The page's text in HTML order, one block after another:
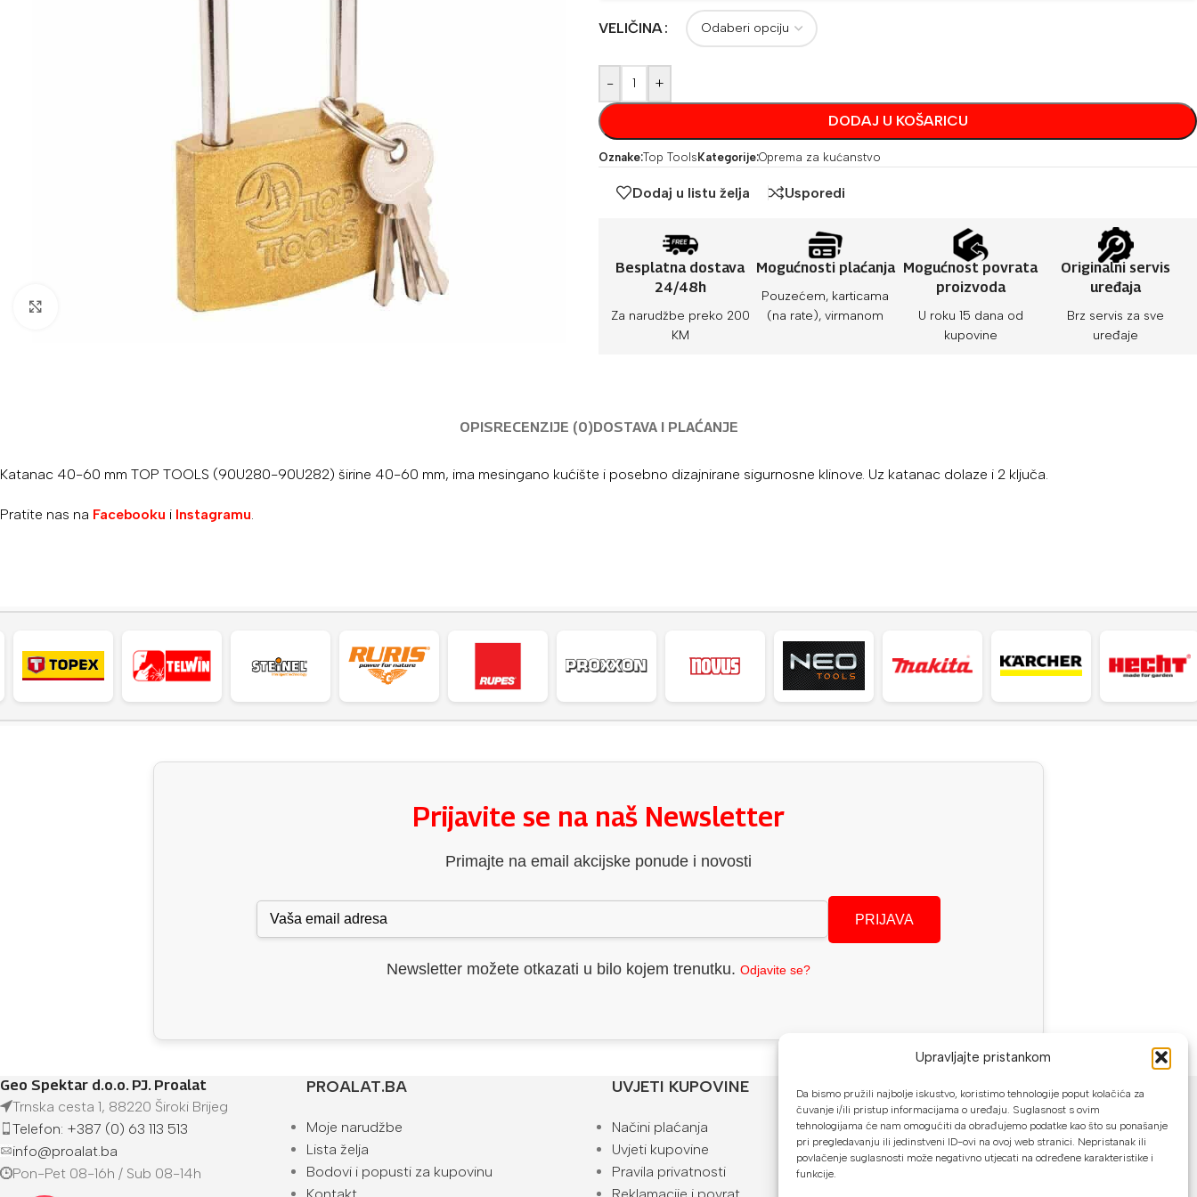
Upravljajte pristankom
Da bismo pružili najbolje iskustvo, koristimo tehnologije poput kolačića za
čuvanje i/ili pristup informacijama o uređaju. Suglasnost s ovim
tehnologijama će nam omogućiti da obrađujemo podatke kao što su ponašanje
pri pregledavanju ili jedinstveni ID-ovi na ovoj web stranici. Nepristanak ili
povlačenje suglasnosti može negativno utjecati na određene karakteristike i
funkcije.
VELIČINA
- +
DODAJ U KOŠARICU
Oznake:Top Tools Kategorije:Oprema za kućanstvo
Dodaj u listu želja Usporedi
Besplatna dostava
24/48h
Za narudžbe preko 200
KM
Mogućnosti plaćanja
Pouzećem, karticama
(na rate), virmanom
Mogućnost povrata
proizvoda
U roku 15 dana od
kupovine
Originalni servis
uređaja
Brz servis za sve
uređaje
OPISRECENZIJE (0)DOSTAVA I PLAĆANJE
Katanac 40-60 mm TOP TOOLS (90U280-90U282) širine 40-60 mm, ima mesingano kućište i posebno dizajnirane sigurnosne klinove. Uz katanac dolaze i 2 ključa.
Pratite nas na Facebooku i Instagramu.
Prijavite se na naš Newsletter
Primajte na email akcijske ponude i novosti
PRIJAVA
Newsletter možete otkazati u bilo kojem trenutku. Odjavite se?
Geo Spektar d.o.o. PJ. Proalat
Trnska cesta 1, 88220 Široki Brijeg
Telefon: +387 (0) 63 113 513
info@proalat.ba
Pon-Pet 08-16h / Sub 08-14h
PROALAT.BA
Moje narudžbe
Lista želja
Bodovi i popusti za kupovinu
Kontakt
UVJETI KUPOVINE
Načini plaćanja
Uvjeti kupovine
Pravila privatnosti
Reklamacije i povrat
NAČINI PLAĆANJA
U našoj web trgovini možete platiti:
Kreditnim karticama jednokratno ili do